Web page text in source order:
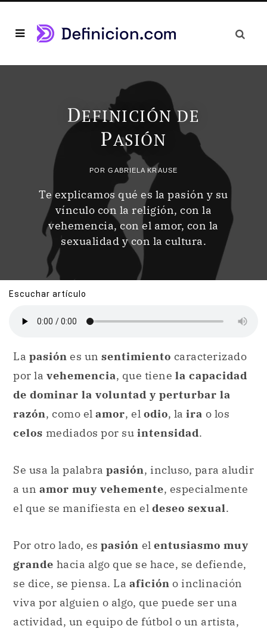
DEFINICIÓN DE
PASIÓN
PORGABRIELA KRAUSE
Te explicamos qué es la pasión y su
vínculo con la religión, con la
vehemencia, con el amor, con la
sexualidad y con la cultura.
Escuchar artículo
La pasión es un sentimiento caracterizado
por la vehemencia, que tiene la capacidad
de dominar la voluntad y perturbar la
razón, como el amor, el odio, la ira o los
celos mediados por su intensidad.
Se usa la palabra pasión, incluso, para aludir
a un amor muy vehemente, especialmente
el que se manifiesta en el deseo sexual.
Por otro lado, es pasión el entusiasmo muy
grande hacia algo que se hace, se defiende,
se dice, se piensa. La afición o inclinación
viva por alguien o algo, que puede ser una
actividad, un equipo de fútbol o un artista,